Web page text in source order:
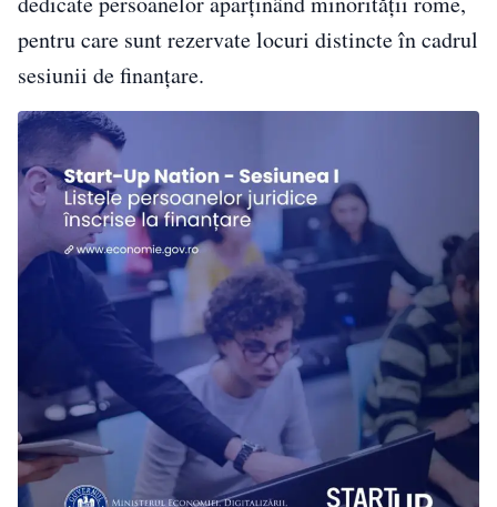
pentru care sunt rezervate locuri distincte în cadrul
sesiunii de finanțare.